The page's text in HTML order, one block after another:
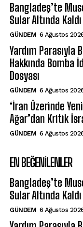
Bangladeş’te
Sular Altında
GÜNDEM 6 Ağustos
Yardım Parasıyla
Hakkında Bomba
Dosyası
GÜNDEM 6 Ağustos
‘İran Üzerinde
Ağar’dan Kritik
GÜNDEM 6 Ağustos
EN BEĞENILENLER
Bangladeş’te
Sular Altında
GÜNDEM 6 Ağustos